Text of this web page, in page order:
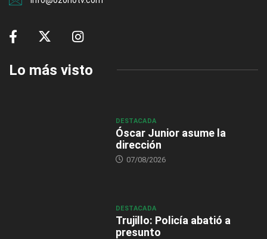
Lo más visto
DESTACADA
Óscar Junior asume la
dirección
07/08/2026
DESTACADA
Trujillo: Policía abatió a
presunto